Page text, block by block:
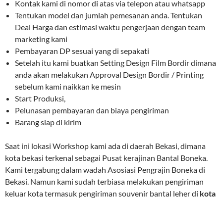
Kontak kami di nomor di atas via telepon atau whatsapp
Tentukan model dan jumlah pemesanan anda. Tentukan
Deal Harga dan estimasi waktu pengerjaan dengan team
marketing kami
Pembayaran DP sesuai yang di sepakati
Setelah itu kami buatkan Setting Design Film Bordir dimana
anda akan melakukan Approval Design Bordir / Printing
sebelum kami naikkan ke mesin
Start Produksi,
Pelunasan pembayaran dan biaya pengiriman
Barang siap di kirim
Saat ini lokasi Workshop kami ada di daerah Bekasi, dimana
kota bekasi terkenal sebagai Pusat kerajinan Bantal Boneka.
Kami tergabung dalam wadah Asosiasi Pengrajin Boneka di
Bekasi. Namun kami sudah terbiasa melakukan pengiriman
keluar kota termasuk pengiriman souvenir bantal leher di kota